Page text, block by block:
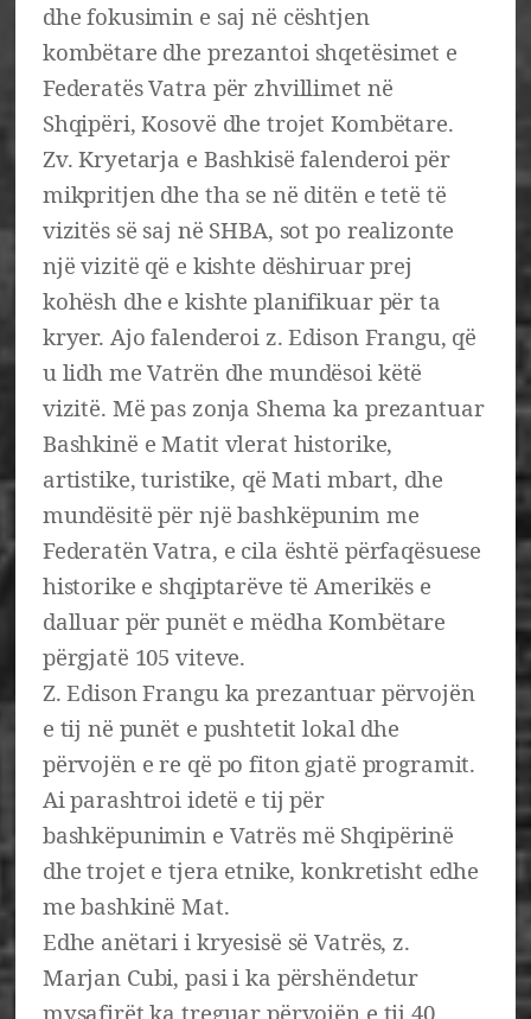
dhe fokusimin e saj në cështjen
kombëtare dhe prezantoi shqetësimet e
Federatës Vatra për zhvillimet në
Shqipëri, Kosovë dhe trojet Kombëtare.
Zv. Kryetarja e Bashkisë falenderoi për
mikpritjen dhe tha se në ditën e tetë të
vizitës së saj në SHBA, sot po realizonte
një vizitë që e kishte dëshiruar prej
kohësh dhe e kishte planifikuar për ta
kryer. Ajo falenderoi z. Edison Frangu, që
u lidh me Vatrën dhe mundësoi këtë
vizitë. Më pas zonja Shema ka prezantuar
Bashkinë e Matit vlerat historike,
artistike, turistike, që Mati mbart, dhe
mundësitë për një bashkëpunim me
Federatën Vatra, e cila është përfaqësuese
historike e shqiptarëve të Amerikës e
dalluar për punët e mëdha Kombëtare
përgjatë 105 viteve.
Z. Edison Frangu ka prezantuar përvojën
e tij në punët e pushtetit lokal dhe
përvojën e re që po fiton gjatë programit.
Ai parashtroi idetë e tij për
bashkëpunimin e Vatrës më Shqipërinë
dhe trojet e tjera etnike, konkretisht edhe
me bashkinë Mat.
Edhe anëtari i kryesisë së Vatrës, z.
Marjan Cubi, pasi i ka përshëndetur
mysafirët ka treguar përvojën e tij 40